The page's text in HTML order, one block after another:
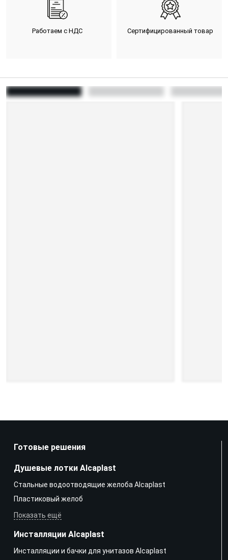
Работаем с НДС Сертифицированный товар
Готовые решения
Душевые лотки Alcaplast
Стальные водоотводящие желоба Alcaplast
Пластиковый желоб
Показать ещё
Инсталляции Alcaplast
Инсталляции и бачки для унитазов Alcaplast